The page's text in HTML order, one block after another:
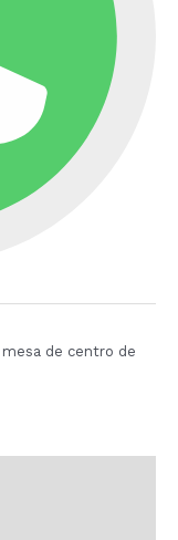
mesa de centro de